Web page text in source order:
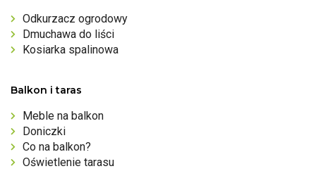
Odkurzacz ogrodowy
Dmuchawa do liści
Kosiarka spalinowa
Balkon i taras
Meble na balkon
Doniczki
Co na balkon?
Oświetlenie tarasu